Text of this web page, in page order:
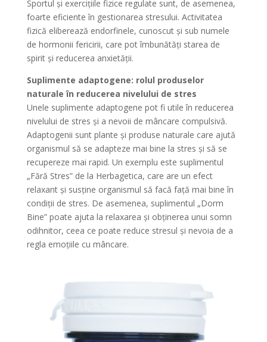
Sportul și exercițiile fizice regulate sunt, de asemenea,
foarte eficiente în gestionarea stresului. Activitatea
fizică eliberează endorfinele, cunoscut și sub numele
de hormonii fericirii, care pot îmbunătăți starea de
spirit și reducerea anxietății.
Suplimente adaptogene: rolul produselor
naturale în reducerea nivelului de stres
Unele suplimente adaptogene pot fi utile în reducerea
nivelului de stres și a nevoii de mâncare compulsivă.
Adaptogenii sunt plante și produse naturale care ajută
organismul să se adapteze mai bine la stres și să se
recupereze mai rapid. Un exemplu este suplimentul
„Fără Stres” de la Herbagetica, care are un efect
relaxant și susține organismul să facă față mai bine în
condiții de stres. De asemenea, suplimentul „Dorm
Bine” poate ajuta la relaxarea și obținerea unui somn
odihnitor, ceea ce poate reduce stresul și nevoia de a
regla emoțiile cu mâncare.